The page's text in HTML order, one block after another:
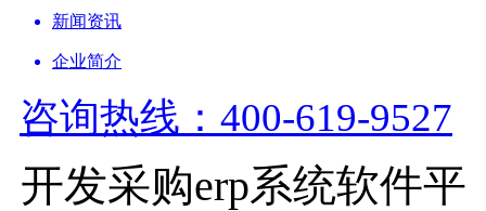
新闻资讯
企业简介
咨询热线：400-619-9527
开发采购erp系统软件平